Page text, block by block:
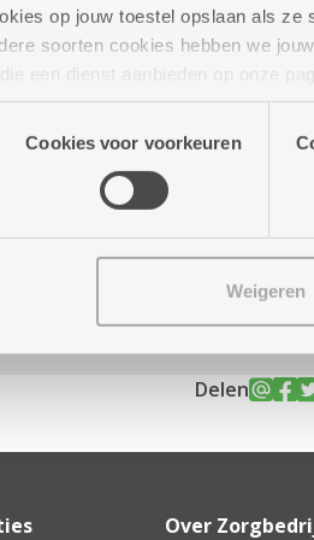
op jouw toestel opslaan als
soorten cookies hebben we
een dienst aanbieden op onze
onze site voor social media,
die je aan hen verstrekte.
Cookies voor voorkeuren
Weigeren
en koffie of thee
Assistentiewoningen
Delen
Over